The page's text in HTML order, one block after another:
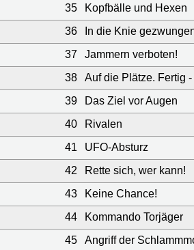
35
Kopfbälle und Hexen
36
In die Knie
37
Jammern verboten!
38
Auf die Plätze. Fertig -
39
Das Ziel vor Augen
40
Rivalen
41
UFO-Absturz
42
Rette sich, wer kann!
43
Keine Chance!
44
Kommando Torjäger
45
Angriff der